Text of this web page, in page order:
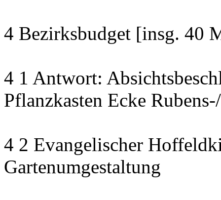
4 Bezirksbudget [insg. 40
4 1 Antwort:
Pflanzkasten Ecke
4 2 Evangelischer
Gartenumgestaltung